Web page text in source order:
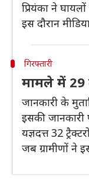
प्रियंका ने
इस दौरान
गिरफ्तारी
मामले में 29
जानकारी के
इसकी
यज्ञदत्त 32
जब ग्रामीणों ने